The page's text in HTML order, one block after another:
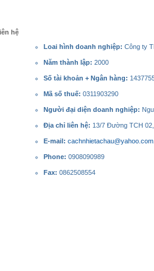
hệ
Loai hình doanh nghiệp: Công ty
Năm thành lập: 2000
Số tài khoản + Ngân hàng:
Mã số thuế: 0311903290
Người đại diện doanh nghiệp:
Địa chỉ liên hệ: 13/7 Đường TCH
E-mail:
Phone: 0908090989
Fax: 0862508554